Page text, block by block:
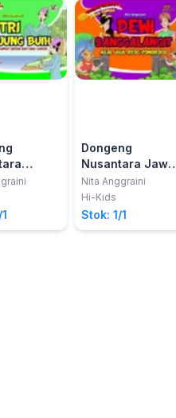
Putri
Buih
Dongeng
Nusantara Jawa
Timur: Dewi
Sanggalangit:
Asal Usul Reog
Ponorogo
Nita Anggraini
Hi-Kids
Stok: 1/1